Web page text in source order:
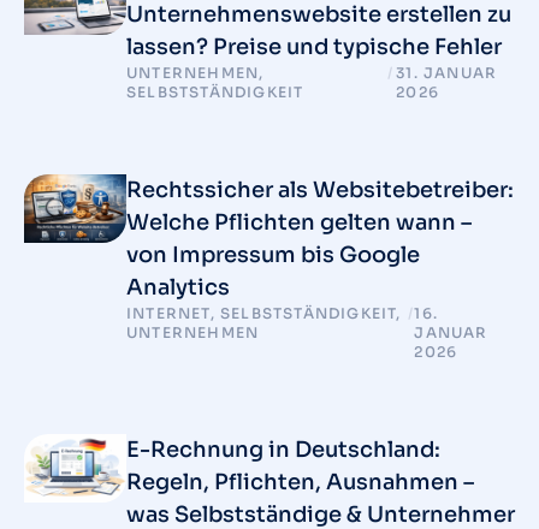
Unternehmenswebsite erstellen zu
lassen? Preise und typische Fehler
UNTERNEHMEN ,
SELBSTSTÄNDIGKEIT
/ 31. JANUAR
2026
Rechtssicher als Websitebetreiber:
Welche Pflichten gelten wann –
von Impressum bis Google
Analytics
INTERNET,SELBSTSTÄNDIGKEIT,
UNTERNEHMEN
/16.
JANUAR
2026
E-Rechnung in Deutschland:
Regeln, Pflichten, Ausnahmen –
was Selbstständige & Unternehmer